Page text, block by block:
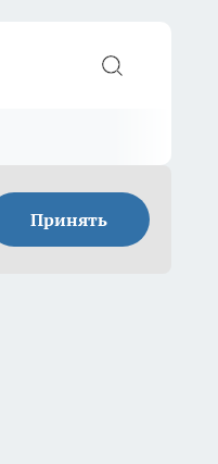
Принять